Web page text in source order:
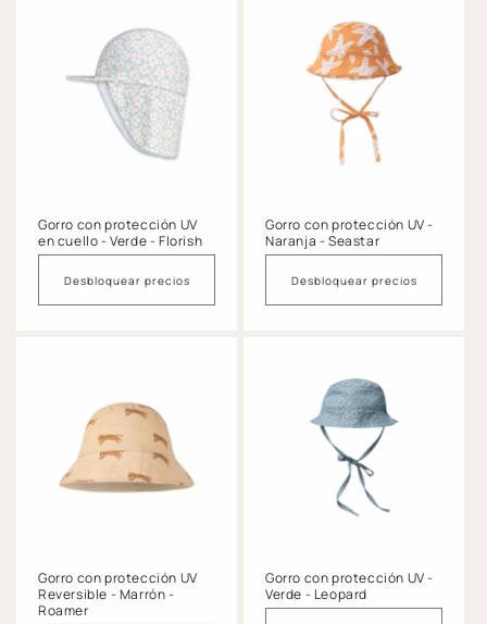
Gorro con protección UV
en cuello - Verde - Florish
Desbloquear precios
Gorro con protección UV -
Naranja - Seastar
Desbloquear precios
Gorro con protección UV
Reversible - Marrón -
Roamer
Gorro con protección UV -
Verde - Leopard